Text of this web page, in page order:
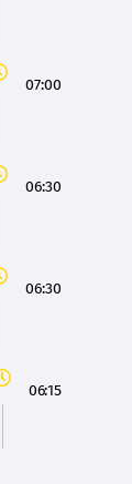
07:00
06:30
06:30
06:15